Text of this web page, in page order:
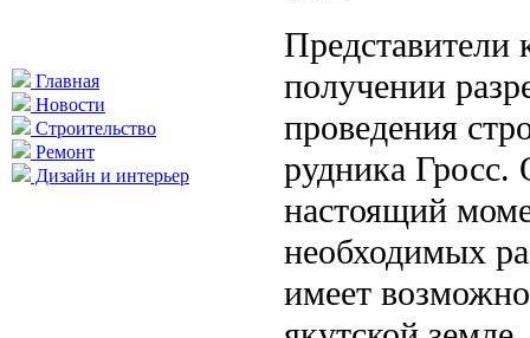
Главная
Новости
Строительство
Ремонт
Дизайн и интерьер
получении
проведения
рудника
настоящий
необходимых
имеет